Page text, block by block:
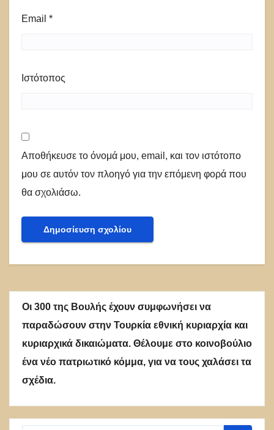
Email *
Ιστότοπος
Αποθήκευσε το όνομά μου, email, και τον ιστότοπο
μου σε αυτόν τον πλοηγό για την επόμενη φορά που
θα σχολιάσω.
Οι 300 της Βουλής έχουν συμφωνήσει να
παραδώσουν στην Τουρκία εθνική κυριαρχία και
κυριαρχικά δικαιώματα. Θέλουμε στο κοινοβούλιο
ένα νέο πατριωτικό κόμμα, για να τους χαλάσει τα
σχέδια.